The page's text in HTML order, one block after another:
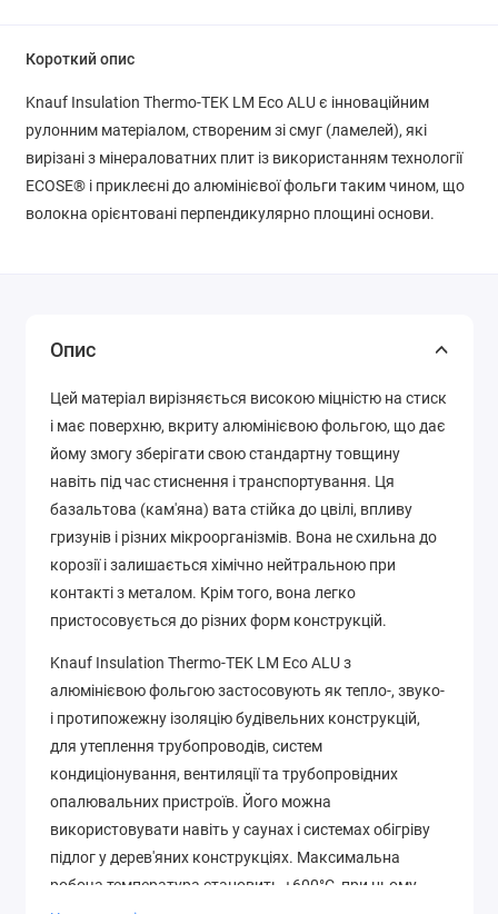
Короткий опис
Knauf Insulation Thermo-TEK LM Eco ALU є інноваційним
рулонним матеріалом, створеним зі смуг (ламелей), які
вирізані з мінераловатних плит із використанням технології
ECOSE® і приклеєні до алюмінієвої фольги таким чином, що
волокна орієнтовані перпендикулярно площині основи.
Опис
Цей матеріал вирізняється високою міцністю на стиск
і має поверхню, вкриту алюмінієвою фольгою, що дає
йому змогу зберігати свою стандартну товщину
навіть під час стиснення і транспортування. Ця
базальтова (кам'яна) вата стійка до цвілі, впливу
гризунів і різних мікроорганізмів. Вона не схильна до
корозії і залишається хімічно нейтральною при
контакті з металом. Крім того, вона легко
пристосовується до різних форм конструкцій.
Knauf Insulation Thermo-TEK LM Eco ALU з
алюмінієвою фольгою застосовують як тепло-, звуко-
і протипожежну ізоляцію будівельних конструкцій,
для утеплення трубопроводів, систем
кондиціонування, вентиляції та трубопровідних
опалювальних пристроїв. Його можна
використовувати навіть у саунах і системах обігріву
підлог у дерев'яних конструкціях. Максимальна
робоча температура становить +600°C, при цьому